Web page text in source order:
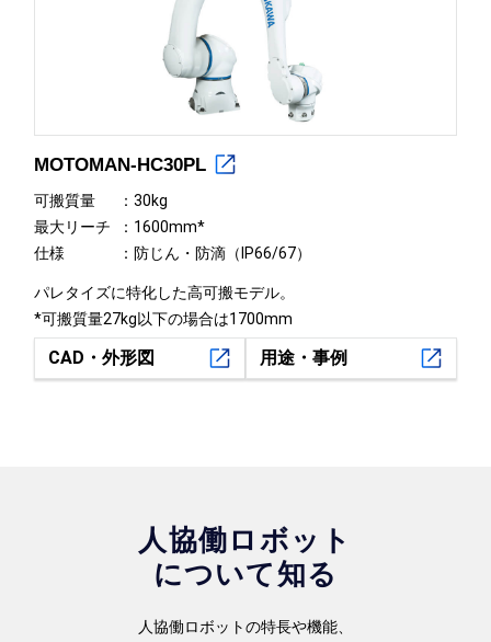
MOTOMAN-HC30PL
可搬質量
30kg
最大リーチ
1600mm*
仕様
防じん・防滴（IP66/67）
パレタイズに特化した高可搬モデル。
*可搬質量27kg以下の場合は1700mm
CAD・外形図 用途・事例
人協働ロボット
について知る
人協働ロボットの特長や機能、